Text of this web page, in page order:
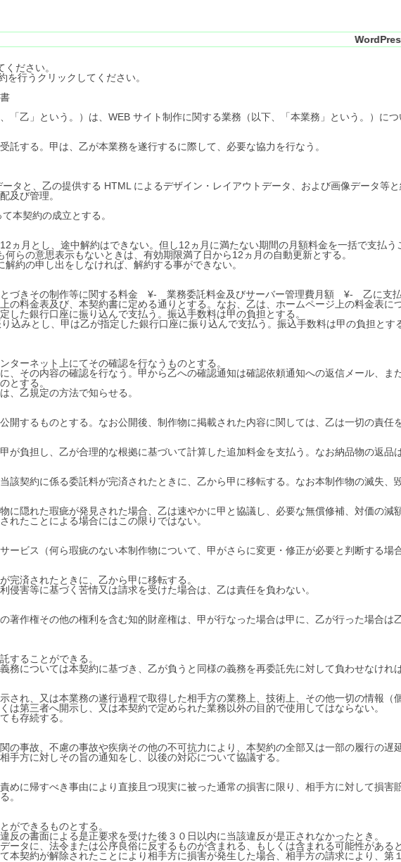
WordPress[ワードプレス]専
ださい。
行うクリックしてください。
「乙」という。）は、WEB サイト制作に関する業務（以下、「本業務」という。）に
託する。甲は、乙が本業務を遂行するに際して、必要な協力を行なう。
タと、乙の提供する HTML によるデザイン・レイアウトデータ、および画像データ等
及び管理。
本契約の成立とする。
ヵ月とし、途中解約はできない。但し12ヵ月に満たない期間の月額料金を一括で支払う
らの意思表示もないときは、有効期限満了日から12ヵ月の自動更新とする。
約の申し出をしなければ、解約する事ができない。
とづきその制作等に関する料金 ¥- 業務委託料金及びサーバー管理費月額 ¥- 乙に支払
の料金表及び、本契約書に定める通りとする。なお、乙は、ホームページ上の料金表に
した銀行口座に振り込んで支払う。振込手数料は甲の負担とする。
込みとし、甲は乙が指定した銀行口座に振り込んで支払う。振込手数料は甲の負担と
ターネット上にてその確認を行なうものとする。
、その内容の確認を行なう。甲から乙への確認通知は確認依頼通知への返信メール、
とする。
、乙規定の方法で知らせる。
開するものとする。なお公開後、制作物に掲載された内容に関しては、乙は一切の責任
が負担し、乙が合理的な根拠に基づいて計算した追加料金を支払う。なお納品物の返品
該契約に係る委託料が完済されたときに、乙から甲に移転する。なお本制作物の滅失、
に隠れた瑕疵が発見された場合、乙は速やかに甲と協議し、必要な無償修補、対価の
れたことによる場合にはこの限りではない。
ービス（何ら瑕疵のない本制作物について、甲がさらに変更・修正が必要と判断する場
完済されたときに、乙から甲に移転する。
侵害等に基づく苦情又は請求を受けた場合は、乙は責任を負わない。
著作権その他の権利を含む知的財産権は、甲が行なった場合は甲に、乙が行った場合
することができる。
務については本契約に基づき、乙が負うと同様の義務を再委託先に対して負わせなけれ
され、又は本業務の遂行過程で取得した相手方の業務上、技術上、その他一切の情報
は第三者へ開示し、又は本契約で定められた業務以外の目的で使用してはならない。
も存続する。
の事故、不慮の事故や疾病その他の不可抗力により、本契約の全部又は一部の履行の遅
手方に対しその旨の通知をし、以後の対応について協議する。
めに帰すべき事由により直接且つ現実に被った通常の損害に限り、相手方に対して損
。
ができるものとする。
反の書面による是正要求を受けた後３０日以内に当該違反が是正されなかったとき。
ータに、法令または公序良俗に反するものが含まれる、もしくは含まれる可能性がある
本契約が解除されたことにより相手方に損害が発生した場合、相手方の請求により、第